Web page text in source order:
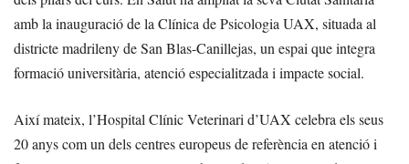
amb la inauguració de la Clínica de Psicologia UAX, situada al
districte madrileny de San Blas-Canillejas, un espai que integra
formació universitària, atenció especialitzada i impacte social.
Així mateix, l’Hospital Clínic Veterinari d’UAX celebra els seus
20 anys com un dels centres europeus de referència en atenció i